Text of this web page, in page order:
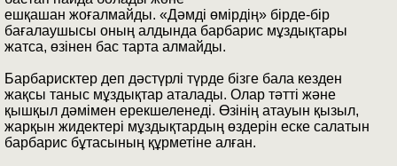
ешқашан жоғалмайды. «Дәмді өмірдің» бірде-бір
бағалаушысы оның алдында барбарис мұздықтары
жатса, өзінен бас тарта алмайды.
Барбарисктер деп дәстүрлі түрде бізге бала кезден
жақсы таныс мұздықтар аталады. Олар тәтті және
қышқыл дәмімен ерекшеленеді. Өзінің атауын қызыл,
жарқын жидектері мұздықтардың өздерін еске салатын
барбарис бұтасының құрметіне алған.